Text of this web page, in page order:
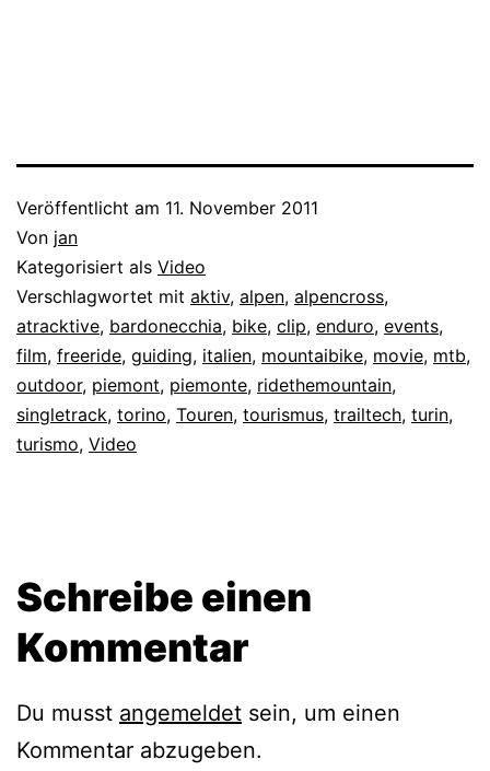
Veröffentlicht am 11. November 2011
Von jan
Kategorisiert als Video
Verschlagwortet mit aktiv, alpen, alpencross,
atracktive, bardonecchia, bike, clip, enduro, events,
film, freeride, guiding, italien, mountaibike, movie, mtb,
outdoor, piemont, piemonte, ridethemountain,
singletrack, torino, Touren, tourismus, trailtech, turin,
turismo, Video
Schreibe einen
Kommentar
Du musst angemeldet sein, um einen
Kommentar abzugeben.